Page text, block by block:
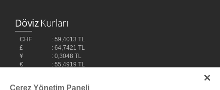
DövizKurları
CHF
: 59,4013 TL
£
: 64,7421 TL
¥
: 0,3048 TL
€
: 55,4919 TL
Çerez Yönetim Paneli